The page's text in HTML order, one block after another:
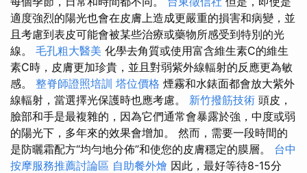
適度強烈的陽光也會在皮膚上造成更嚴重的損害和病變，並
且考慮到表皮可能會被某些治療或藥物所感受到特別的光
線。 毛孔粗大醫美 化學去角質或使用富含維生素C的維生
素C時，皮膚更加珍貴，並且對弱紫外線輻射的反應更為敏
感。 整脊師證照培訓 塔位價格 煙霧和水錶面都會放大紫外
線輻射，當選擇光保護時也應考慮。 新竹撥筋技術 頭皮，
臉部和手是最複雜的，因為它們通常會暴露於強，中度或弱
的陽光下，多年來的效果會增加。 然而，需要一段時間的
是防曬霜配方“均勻地分佈”和使您的皮膚穩定的膜層。 台中
按摩服務推薦討論區 自助餐外燴 因此，最好等待8-15分